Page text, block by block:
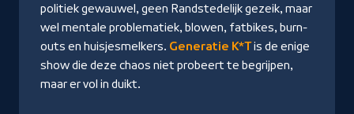
politiek gewauwel, geen Randstedelijk gezeik, maar
wel mentale problematiek, blowen, fatbikes, burn-
outs en huisjesmelkers. Generatie K*Tis de enige
show die deze chaos niet probeert te begrijpen,
maar er vol in duikt.